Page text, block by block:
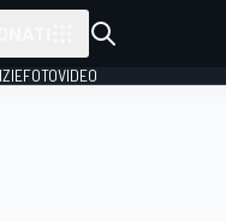
FOTOVIDEO